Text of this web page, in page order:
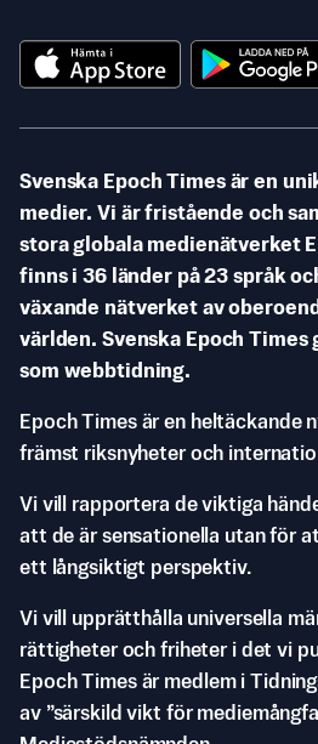
Svenska Epoch Times är en
medier. Vi är fristående och
stora globala medienätverket
finns i 36 länder på 23 språk
växande nätverket av
världen. Svenska Epoch Times
som webbtidning.
Epoch Times är en heltäckande
främst riksnyheter och
Vi vill rapportera de viktiga
att de är sensationella utan för
ett långsiktigt perspektiv.
Vi vill upprätthålla universella
rättigheter och friheter i det vi
Epoch Times är medlem i
av ”särskild vikt för